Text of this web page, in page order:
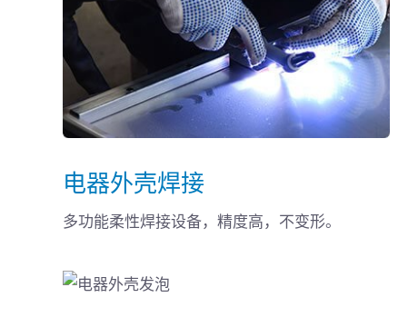
电器外壳焊接
多功能柔性焊接设备，精度高，不变形。